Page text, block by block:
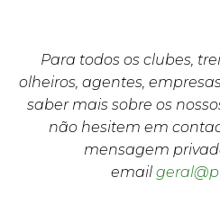
Para todos os clubes,
olheiros, agentes,
saber mais sobre os
não hesitem em
mensagem
email